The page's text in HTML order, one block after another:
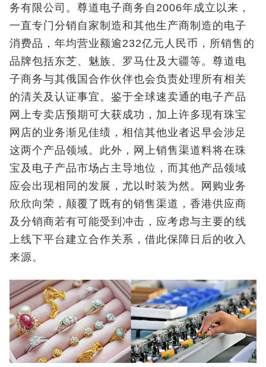
务有限公司。尊道电子商务自2006年成立以来，
一直专门分销自家制造和其他生产商制造的电子
消费品，年均营业额逾232亿元人民币，所销售的
品牌包括东芝、魅族、罗马仕及大疆等。尊道电
子商务与其俄国合作伙伴也会负责处理所有相关
的清关及认证事宜。鉴于全球速卖通的电子产品
网上专卖店预期可大获成功，加上许多现有珠宝
网店的业务渐见佳绩，相信其他业者迟早会涉足
这两个产品领域。此外，网上销售渠道料将在珠
宝及电子产品市场占主导地位，而其他产品领域
应会出现相同的发展，尤以时装为然。网购业务
欣欣向荣，颠覆了既有的销售渠道，香港供应商
及分销商若有可能受到冲击，应考虑与主要的线
上线下平台建立合作关系，借此保障日后的收入
来源。